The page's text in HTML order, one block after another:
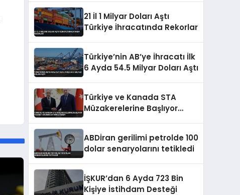
21 İl 1 Milyar Doları Aştı
Türkiye İhracatında Rekorlar
Türkiye’nin AB’ye İhracatı İlk
6 Ayda 54.5 Milyar Doları Aştı
Türkiye ve Kanada STA
Müzakerelerine Başlıyor
ABDİran gerilimi petrolde 100
dolar senaryolarını tetikledi
İŞKUR’dan 6 Ayda 723 Bin
Kişiye İstihdam Desteği